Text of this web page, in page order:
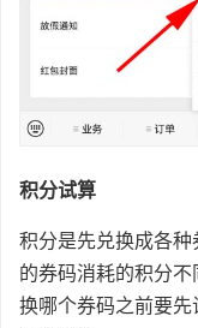
积分试算
积分是先兑换成各种
的券码消耗的积分
换哪个券码之前要